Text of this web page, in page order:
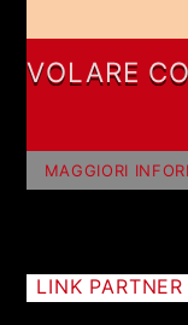
VOLARE
MAGGIORI
LINK PARTNER